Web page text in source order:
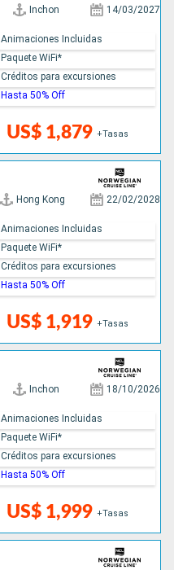
Inchon 14/03/2027
US$ 1,879 +Tasas
Animaciones Incluidas
Paquete WiFi*
Créditos para excursiones
Hasta 50% Off
Hong Kong 22/02/2028
US$ 1,919 +Tasas
Animaciones Incluidas
Paquete WiFi*
Créditos para excursiones
Hasta 50% Off
Inchon 18/10/2026
US$ 1,999 +Tasas
Animaciones Incluidas
Paquete WiFi*
Créditos para excursiones
Hasta 50% Off